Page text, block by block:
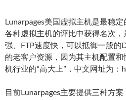
Lunarpages美国虚拟主机是最稳
各种虚拟主机的评比中获得名次
强、FTP速度快，可以抵御一般的
的老客户资源，因为其主机配置
机行业的“高大上”，中文网址为：
目前Lunarpages主要提供三种方